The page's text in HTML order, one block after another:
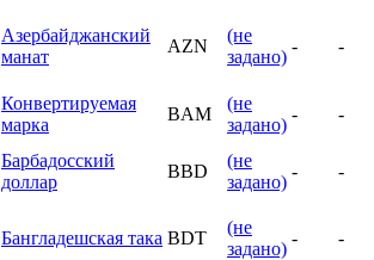
Азербайджанский
манат
AZN
(не
задано)
- -
Конвертируемая
марка
BAM
(не
задано)
- -
Барбадосский
доллар
BBD
(не
задано)
- -
Бангладешская така BDT
(не
задано)
- -